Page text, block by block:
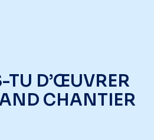
TU D’ŒUVRER
CHANTIER